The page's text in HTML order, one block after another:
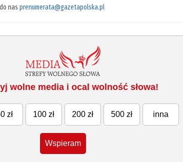
nasprenumerata@gazetapolska.pl
wolne media i ocal wolność słowa!
zł 100 zł 200 zł 500 zł inna
Wspieram